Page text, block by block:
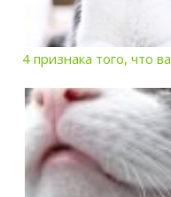
4 признака того, что